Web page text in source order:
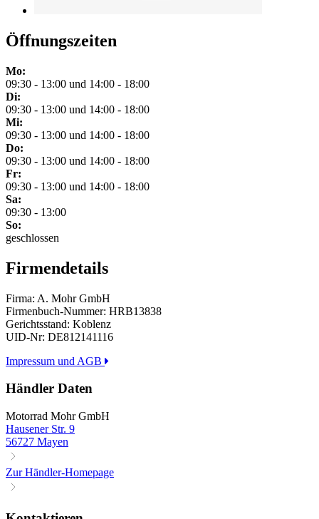
Öffnungszeiten
Mo:
09:30 - 13:00 und 14:00 - 18:00
Di:
09:30 - 13:00 und 14:00 - 18:00
Mi:
09:30 - 13:00 und 14:00 - 18:00
Do:
09:30 - 13:00 und 14:00 - 18:00
Fr:
09:30 - 13:00 und 14:00 - 18:00
Sa:
09:30 - 13:00
So:
geschlossen
Firmendetails
Firma: A. Mohr GmbH
Firmenbuch-Nummer: HRB13838
Gerichtsstand: Koblenz
UID-Nr: DE812141116
Impressum und AGB
Händler Daten
Motorrad Mohr GmbH
Hausener Str. 9
56727 Mayen
Zur Händler-Homepage